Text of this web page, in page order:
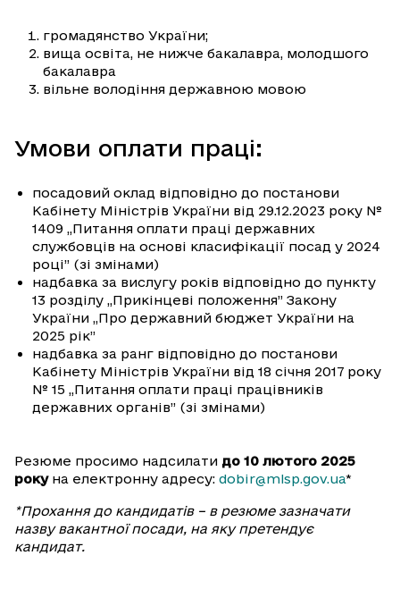
громадянство України;
вища освіта, не нижче бакалавра, молодшого
бакалавра
вільне володіння державною мовою
Умови оплати праці:
посадовий оклад відповідно до постанови
Кабінету Міністрів України від 29.12.2023 року №
1409 „Питання оплати праці державних
службовців на основі класифікації посад у 2024
році” (зі змінами)
надбавка за вислугу років відповідно до пункту
13 розділу „Прикінцеві положення” Закону
України „Про державний бюджет України на
2025 рік”
надбавка за ранг відповідно до постанови
Кабінету Міністрів України від 18 січня 2017 року
№ 15 „Питання оплати праці працівників
державних органів” (зі змінами)
Резюме просимо надсилати до 10 лютого 2025
року на електронну адресу: dobir@mlsp.gov.ua*
*Прохання до кандидатів – в резюме зазначати
назву вакантної посади, на яку претендує
кандидат.